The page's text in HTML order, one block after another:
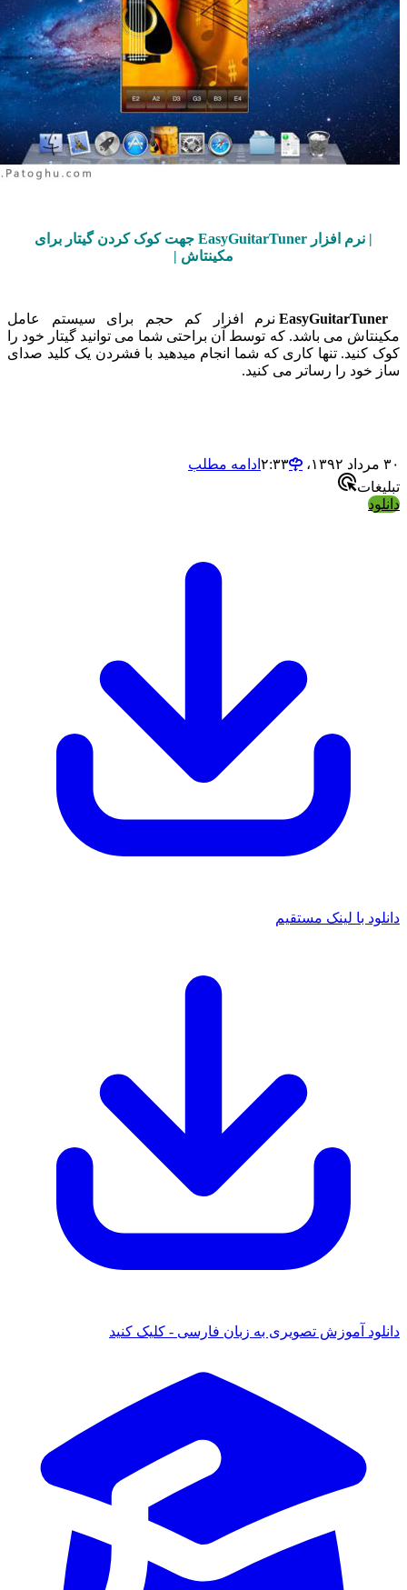
| نرم افزار EasyGuitarTuner جهت کوک کردن گیتار برای
مکینتاش |
نرم افزار کم حجم برای سیستم عامل
می باشد. که توسط آن براحتی شما می توانید گیتار خود را
تنها کاری که شما انجام میدهید با فشردن یک کلید صدای
را رساتر می کنید.
ادامه مطلب
با لینک مستقیم
آموزش تصویری به زبان فارسی - کلیک کنید